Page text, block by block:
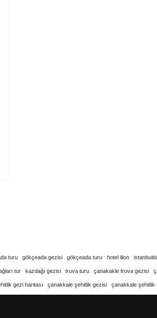
turu gökçeada gezisi gökçeada turu hotel ilion
tur kazdağı gezisi truva turu çanakakle truva gezisi
gezi haritası çanakkale şehitlik gezisi çanakkale şehitlik